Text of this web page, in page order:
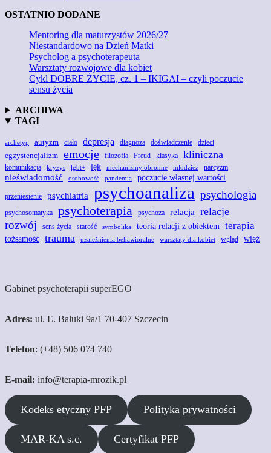
OSTATNIO DODANE
Mentoring dla maturzystów 2026/27
Niestandardowo na Dzień Matki
Psycholog a psychoterapeuta
Warsztaty rozwojowe dla kobiet
Cykl DOBRE ŻYCIE, cz. 1 – IKIGAI – czyli poczucie
sensu życia
ARCHIWA
TAGI
archetyp autyzm ciało depresja diagnoza doświadczenie dzieci
egzystencjalizm emocje filozofia Freud klasyka kliniczna
komunikacja kryzys lgbt+ lęk mechanizmy obronne młodzież narcyzm
nieświadomość osobowość pandemia poczucie własnej wartości
przeniesienie psychiatria psychoanaliza psychologia
psychosomatyka psychoterapia psychoza relacja relacje
rozwój sens życia starość symbolika teoria relacji z obiektem terapia
tożsamość trauma uzależnienia behawioralne warsztaty dla kobiet wgląd więź
Gabinet psychoterapii superEGO
Adres: ul. E. Bałuki 9a/1 70-407 Szczecin
Telefon: (+48) 506 074 740
E-mail: info@terapia-mrozik.pl
Kodeks etyczny PFP Polityka prywatności
MAR-KA s.c. Certyfikat PFP